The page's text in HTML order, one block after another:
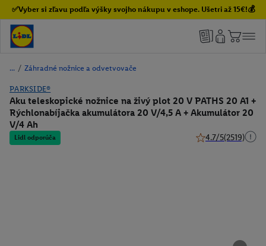
✅Vyber si zľavu podľa výšky svojho nákupu v eshope. Ušetri až 15€!💰
/ Záhradné nožnice a odvetvovače
PARKSIDE®
Aku teleskopické nožnice na živý plot 20 V PATHS 20 A1 +
Rýchlonabíjačka akumulátora 20 V/4,5 A + Akumulátor 20
V/4 Ah
Lidl odporúča 4.7/5(2519)